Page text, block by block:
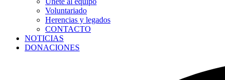
Voluntariado
Herencias y legados
CONTACTO
NOTICIAS
DONACIONES